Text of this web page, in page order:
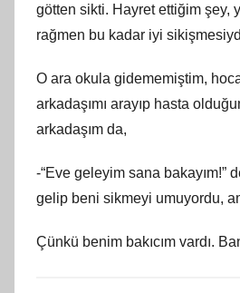
götten sikti. Hayret ettiğim şey,
rağmen bu kadar iyi
O ara okula gidememiştim,
arkadaşımı arayıp hasta
arkadaşım da,
-“Eve geleyim sana bakayım!”
gelip beni sikmeyi umuyordu,
Çünkü benim bakıcım vardı.